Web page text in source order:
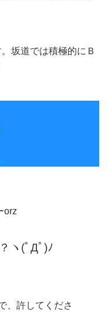
坂道では積極的にＢ
orz
ヽ(ﾟДﾟ)ﾉ
、許してくださ